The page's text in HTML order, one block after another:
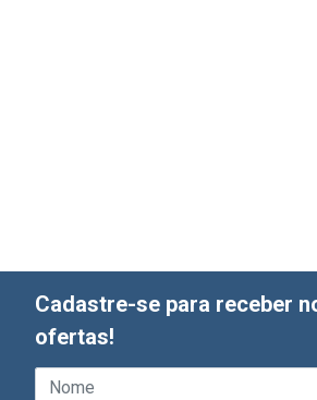
Cadastre-se para receber
ofertas!